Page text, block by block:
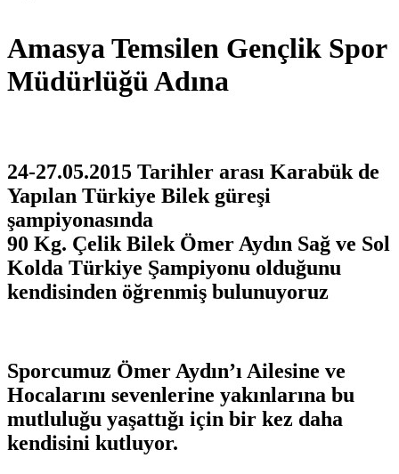
Amasya Temsilen Gençlik Spor
Müdürlüğü Adına
24-27.05.2015 Tarihler arası Karabük de
Yapılan Türkiye Bilek güreşi
şampiyonasında
90 Kg. Çelik Bilek Ömer Aydın Sağ ve Sol
Kolda Türkiye Şampiyonu olduğunu
kendisinden öğrenmiş bulunuyoruz
Sporcumuz Ömer Aydın’ı Ailesine ve
Hocalarını sevenlerine yakınlarına bu
mutluluğu yaşattığı için bir kez daha
kendisini kutluyor.